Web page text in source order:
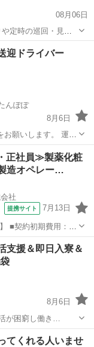
08月06日
定時の巡回・見守
。 毎日飲む薬のセ
ます。 ・施設内の
迎ドライバー
んぽぽ
8月6日
願いします。 運転
勤務は難しい、朝だ
たんぽぽは
正社員≫製薬化粧
造オペレー…
社
提携サイト 7月13日
■契約初期費用：最
支援＆即日入寮＆
8月6日
が困窮し働き…
てくれる人いませ